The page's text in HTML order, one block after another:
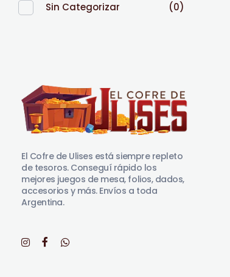
Sin Categorizar
(0)
El Cofre de Ulises está siempre repleto
de tesoros. Conseguí rápido los
mejores juegos de mesa, folios, dados,
accesorios y más. Envíos a toda
Argentina.